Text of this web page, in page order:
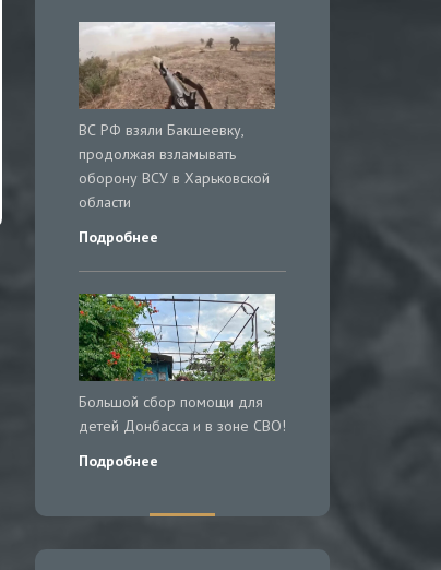
ВС РФ взяли Бакшеевку,
продолжая взламывать
оборону ВСУ в Харьковской
области
Подробнее
Большой сбор помощи для
детей Донбасса и в зоне СВО!
Подробнее